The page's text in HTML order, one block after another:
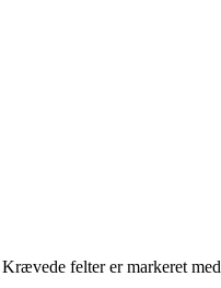
Krævede felter er markeret med